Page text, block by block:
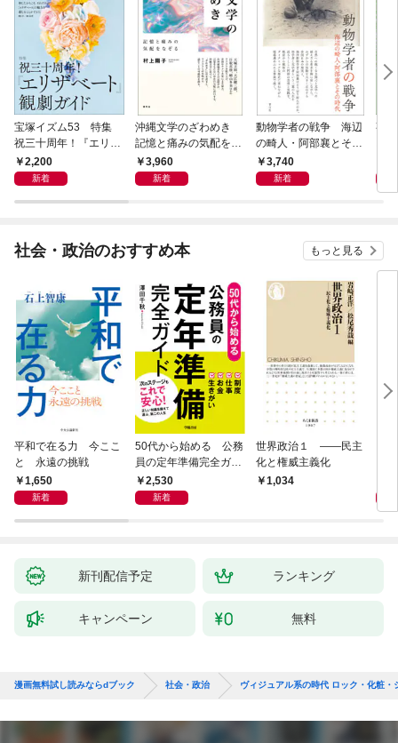
宝塚イズム53 特集
祝三十周年！『エリザ
ベート』観劇ガイド
2,200
新着
沖縄文学のざわめき
記憶と痛みの気配をな
ぞる3,960
新着
動物学者の戦争 海辺
の畸人・阿部襄とその
時代3,740
新着
事
社会・政治のおすすめ本 もっと見る
平和で在る力 今ここ
と 永遠の挑戦
1,650
新着
50代から始める 公務
員の定年準備完全ガイ
ド2,530
新着
世界政治１ ――民主
化と権威主義化
1,034
新刊配信予定 ランキング
キャンペーン 無料
漫画無料試し読みならdブック 社会・政治 ヴィジュアル系の時代 ロック・化粧・